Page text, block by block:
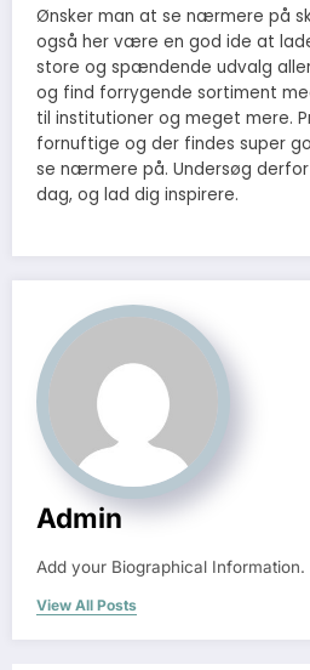
Ønsker man at se nærmere på
også her være en god ide at
store og spændende udvalg
og find forrygende sortiment
til institutioner og meget mere.
fornuftige og der findes super
se nærmere på. Undersøg
dag, og lad dig inspirere.
Admin
Add your Biographical Information.
View All Posts